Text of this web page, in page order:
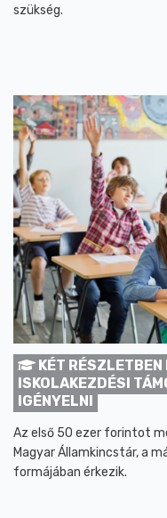
szükség.
KÉT RÉSZLETBEN
ISKOLAKEZDÉSI
IGÉNYELNI
Az első 50 ezer forintot
Magyar Államkincstár, a
formájában érkezik.